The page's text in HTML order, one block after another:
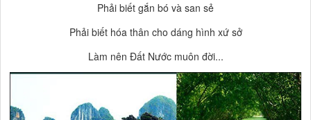
Phải biết gắn bó và san sẻ
Phải biết hóa thân cho dáng hình xứ sở
Làm nên Đất Nước muôn đời...